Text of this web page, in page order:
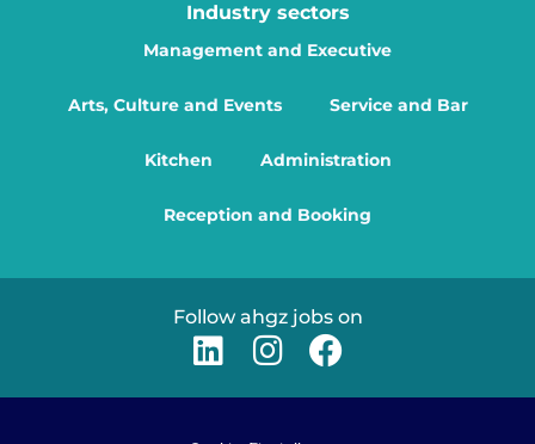
Industry sectors
Management and Executive
Arts, Culture and Events Service and Bar
Kitchen Administration
Reception and Booking
Follow ahgz jobs on